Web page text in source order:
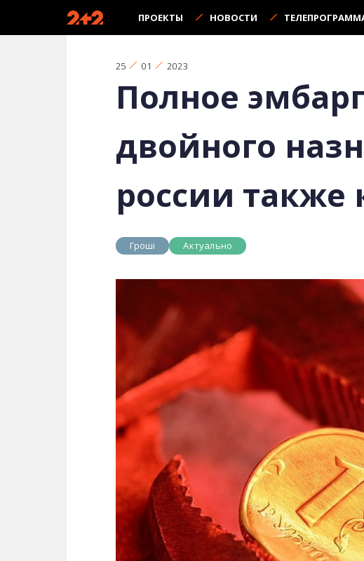
ПРОЕКТЫ НОВОСТИ
25 01 2023
Полное
двойного
россии также
Гроші Актуально